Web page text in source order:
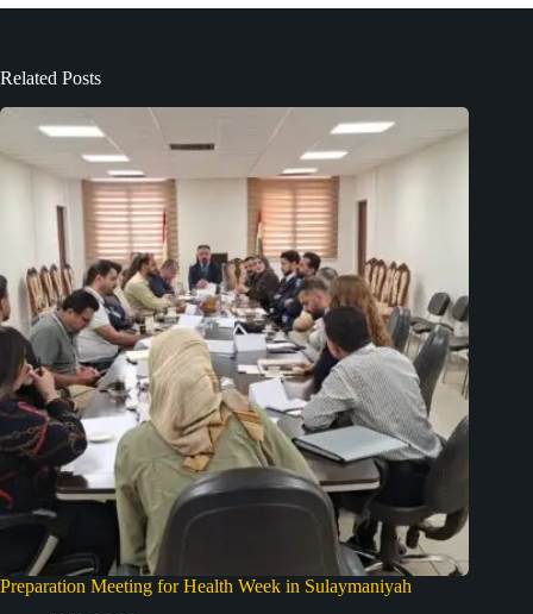
Related Posts
Preparation Meeting for Health Week in Sulaymaniyah